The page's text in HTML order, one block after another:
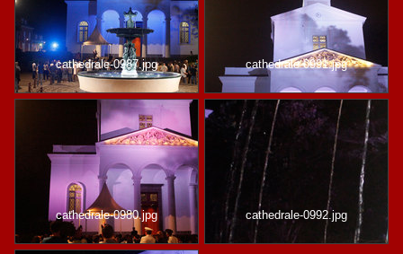
cathedrale-0987.jpg cathedrale-0991.jpg
cathedrale-0980.jpg cathedrale-0992.jpg